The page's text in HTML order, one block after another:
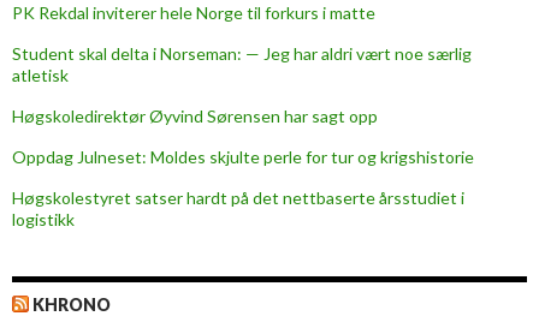
PK Rekdal inviterer hele Norge til forkurs i matte
Student skal delta i Norseman: — Jeg har aldri vært noe særlig
atletisk
Høgskoledirektør Øyvind Sørensen har sagt opp
Oppdag Julneset: Moldes skjulte perle for tur og krigshistorie
Høgskolestyret satser hardt på det nettbaserte årsstudiet i
logistikk
KHRONO